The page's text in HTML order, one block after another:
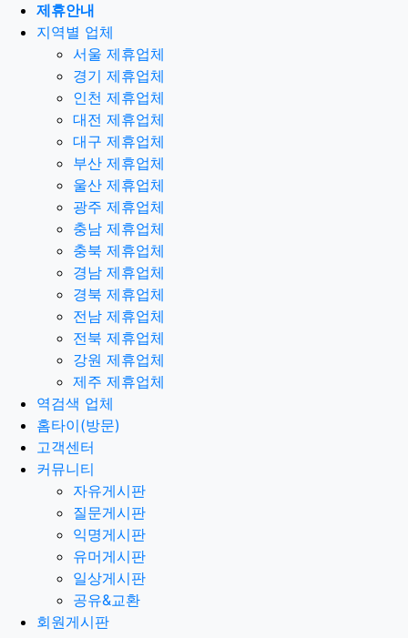
제휴안내
지역별 업체
서울 제휴업체
경기 제휴업체
인천 제휴업체
대전 제휴업체
대구 제휴업체
부산 제휴업체
울산 제휴업체
광주 제휴업체
충남 제휴업체
충북 제휴업체
경남 제휴업체
경북 제휴업체
전남 제휴업체
전북 제휴업체
강원 제휴업체
제주 제휴업체
역검색 업체
홈타이(방문)
고객센터
커뮤니티
자유게시판
질문게시판
익명게시판
유머게시판
일상게시판
공유&교환
회원게시판